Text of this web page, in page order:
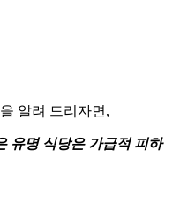
알려 드리자면,
유명 식당은 가급적 피하